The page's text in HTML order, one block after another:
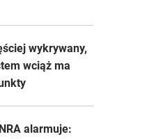
wykrywany,
wciąż ma
alarmuje: